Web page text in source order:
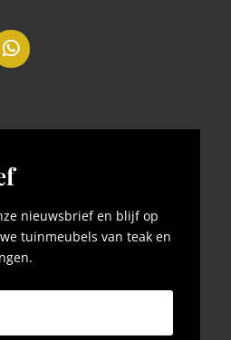
nieuwsbrief en blijf op
tuinmeubels van teak en